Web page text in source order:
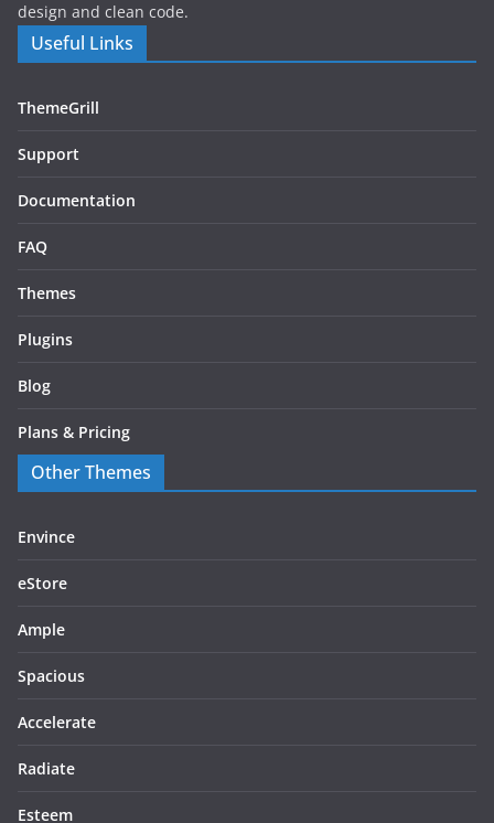
design and clean code.
Useful Links
ThemeGrill
Support
Documentation
FAQ
Themes
Plugins
Blog
Plans & Pricing
Other Themes
Envince
eStore
Ample
Spacious
Accelerate
Radiate
Esteem